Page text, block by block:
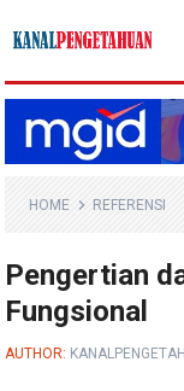
Kanal Pengetahuan
HOME REFERENSI
Pengertian
Fungsional
AUTHOR: